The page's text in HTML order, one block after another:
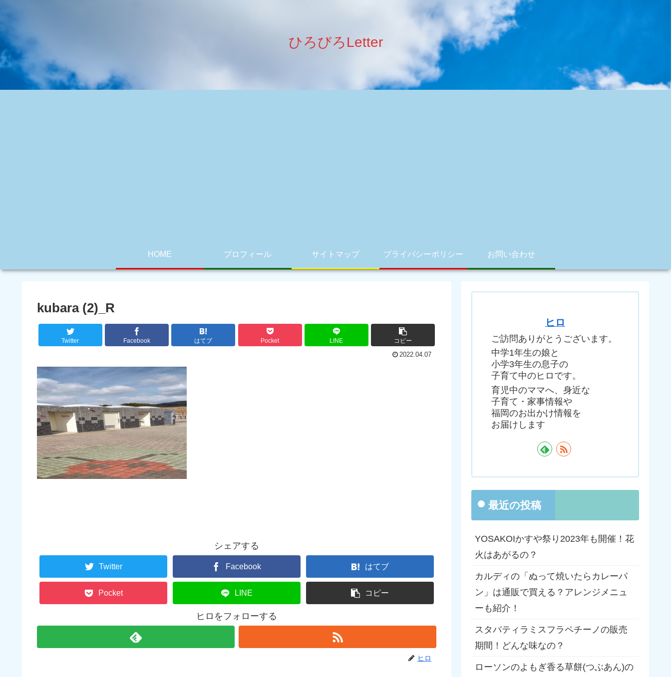
ひろびろLetter
HOME プロフィール サイトマップ プライバシーポリシー お問い合わせ
kubara (2)_R
Twitter Facebook はてブ Pocket LINE コピー
2022.04.07
シェアする
Twitter Facebook はてブ
Pocket LINE コピー
ヒロをフォローする
ヒロ
ヒロ
ご訪問ありがとうございます。
中学1年生の娘と
小学3年生の息子の
子育て中のヒロです。
育児中のママへ、身近な
子育て・家事情報や
福岡のお出かけ情報を
お届けします
最近の投稿
YOSAKOIかすや祭り2023年も開催！花
火はあがるの？
カルディの「ぬって焼いたらカレーパ
ン」は通販で買える？アレンジメニュ
ーも紹介！
スタバティラミスフラペチーノの販売
期間！どんな味なの？
ローソンのよもぎ香る草餅(つぶあん)の